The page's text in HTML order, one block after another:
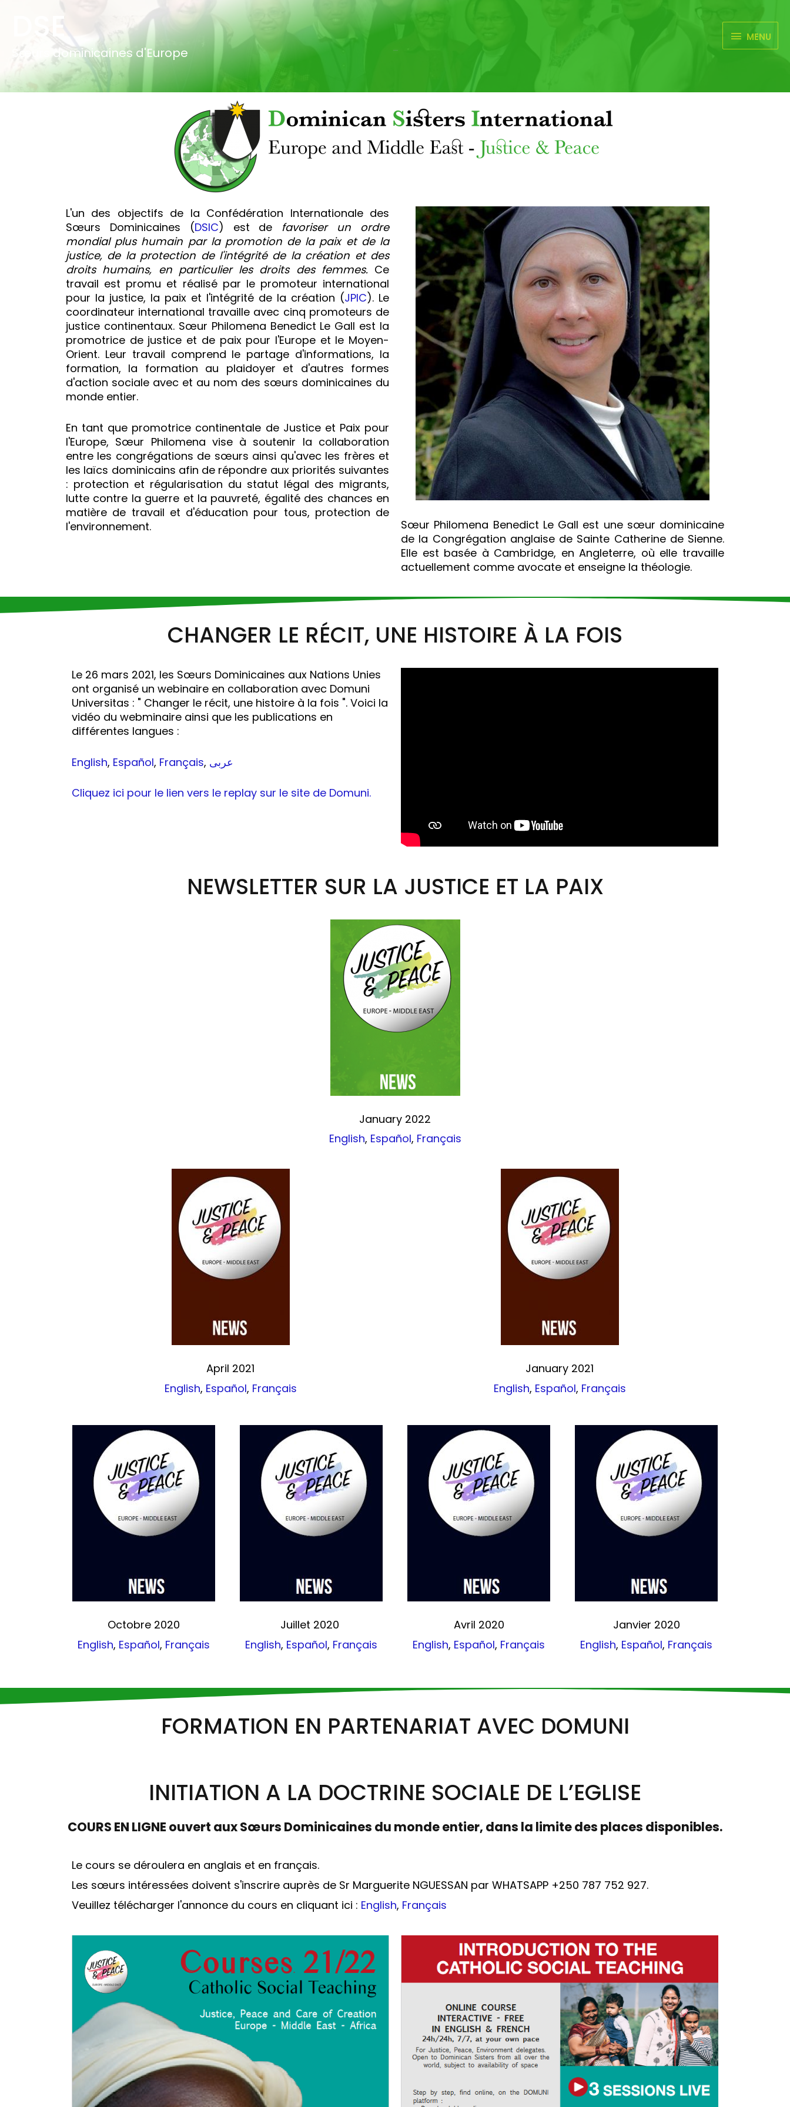
DSE
Sœurs dominicaines d'Europe
MENU
MENU
L'un des objectifs de la Confédération Internationale des
Sœurs Dominicaines (DSIC) est de favoriser un ordre
mondial plus humain par la promotion de la paix et de la
justice, de la protection de l'intégrité de la création et des
droits humains, en particulier les droits des femmes.Ce
travail est promu et réalisé par le promoteur international
pour la justice, la paix et l'intégrité de la création (JPIC). Le
coordinateur international travaille avec cinq promoteurs de
justice continentaux. Sœur Philomena Benedict Le Gall est la
promotrice de justice et de paix pour l'Europe et le Moyen-
Orient. Leur travail comprend le partage d'informations, la
formation, la formation au plaidoyer et d'autres formes
d'action sociale avec et au nom des sœurs dominicaines du
monde entier.
En tant que promotrice continentale de Justice et Paix pour
l'Europe, Sœur Philomena vise à soutenir la collaboration
entre les congrégations de sœurs ainsi qu'avec les frères et
les laïcs dominicains afin de répondre aux priorités suivantes
: protection et régularisation du statut légal des migrants,
lutte contre la guerre et la pauvreté, égalité des chances en
matière de travail et d'éducation pour tous, protection de
l'environnement.
Sœur Philomena Benedict Le Gall est une sœur dominicaine
de la Congrégation anglaise de Sainte Catherine de Sienne.
Elle est basée à Cambridge, en Angleterre, où elle travaille
actuellement comme avocate et enseigne la théologie.
CHANGER LE RÉCIT, UNE HISTOIRE À LA FOIS
Le 26 mars 2021, les Sœurs Dominicaines aux Nations Unies
ont organisé un webinaire en collaboration avec Domuni
Universitas : " Changer le récit, une histoire à la fois ". Voici la
vidéo du webminaire ainsi que les publications en
différentes langues :
English, Español, Français, عربى
Cliquez ici pour le lien vers le replay sur le site de Domuni.
NEWSLETTER SUR LA JUSTICE ET LA PAIX
January 2022
English, Español, Français
April 2021
English, Español, Français
January 2021
English, Español, Français
Octobre 2020
English, Español, Français
Juillet 2020
English, Español, Français
Avril 2020
English, Español, Français
Janvier 2020
English, Español, Français
FORMATION EN PARTENARIAT AVEC DOMUNI
INITIATION A LA DOCTRINE SOCIALE DE L’EGLISE
COURS EN LIGNE ouvert aux Sœurs Dominicaines du monde entier, dans la limite des places disponibles.
Le cours se déroulera en anglais et en français.
Les sœurs intéressées doivent s'inscrire auprès de Sr Marguerite NGUESSAN par WHATSAPP +250 787 752 927.
Veuillez télécharger l'annonce du cours en cliquant ici : English, Français